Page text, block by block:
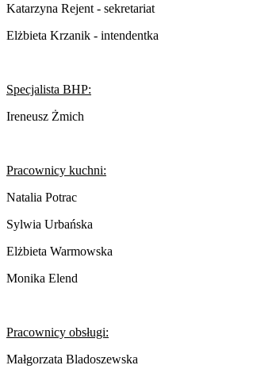
Katarzyna Rejent - sekretariat
Elżbieta Krzanik - intendentka
Specjalista BHP:
Ireneusz Żmich
Pracownicy kuchni:
Natalia Potrac
Sylwia Urbańska
Elżbieta Warmowska
Monika Elend
Pracownicy obsługi:
Małgorzata Bladoszewska